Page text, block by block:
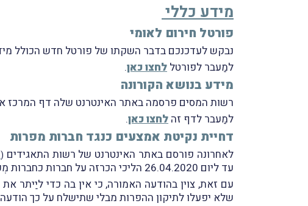
מידע כללי
פורטל חירום לאומי
נבקש לעדכנכם בדבר השקתו של פורטל חדש הכולל
למַעבר לפורטל לחצו כאן.
מידע בנושא הקורונה
רשות המסים פרסמה באתר האינטרנט שלה דף המרכז
למַעבר לדף זה לחצו כאן.
דחיית נקיטת אמצעים כנגד חברות מפרות
לאחרונה פורסם באתר האינטרנט של רשות התאגידים (
עד ליום 26.04.2020 הליכי הכרזה על חברות כחברות מְפרות חוק והעברת חובות החברות המְפרות למרכז לגביית קנסות.
עם זאת, צוין בהודעה האמורה, כי אין בה
שלא יפעלו לתיקון ההפרות מבלי שתישלח על כך